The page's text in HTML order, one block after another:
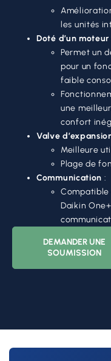
les unités
Doté d’un
Permet un
pour un
faible
une
confort
Valve
Meilleure
Plage de
Communication :
Daikin
DEMANDER UNE
SOUMISSION